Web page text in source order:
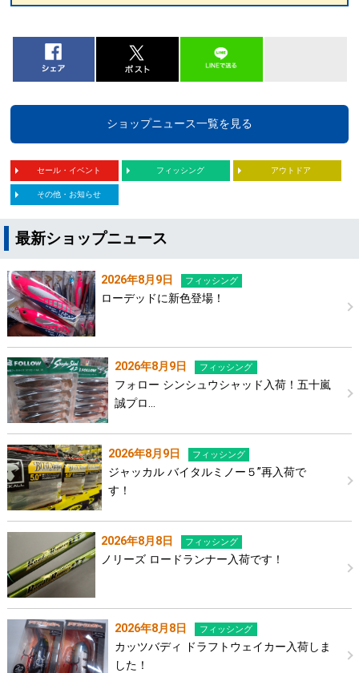
ショップニュース一覧を見る
セール・イベント フィッシング アウトドア
その他・お知らせ
最新ショップニュース
2026年8月9日 フィッシング
ローデッドに新色登場！
2026年8月9日 フィッシング
フォロー シンシュウシャッド入荷！五十嵐
誠プロ…
2026年8月9日 フィッシング
ジャッカル バイタルミノー５”再入荷で
す！
2026年8月8日 フィッシング
ノリーズ ロードランナー入荷です！
2026年8月8日 フィッシング
カッツバディ ドラフトウェイカー入荷しま
した！